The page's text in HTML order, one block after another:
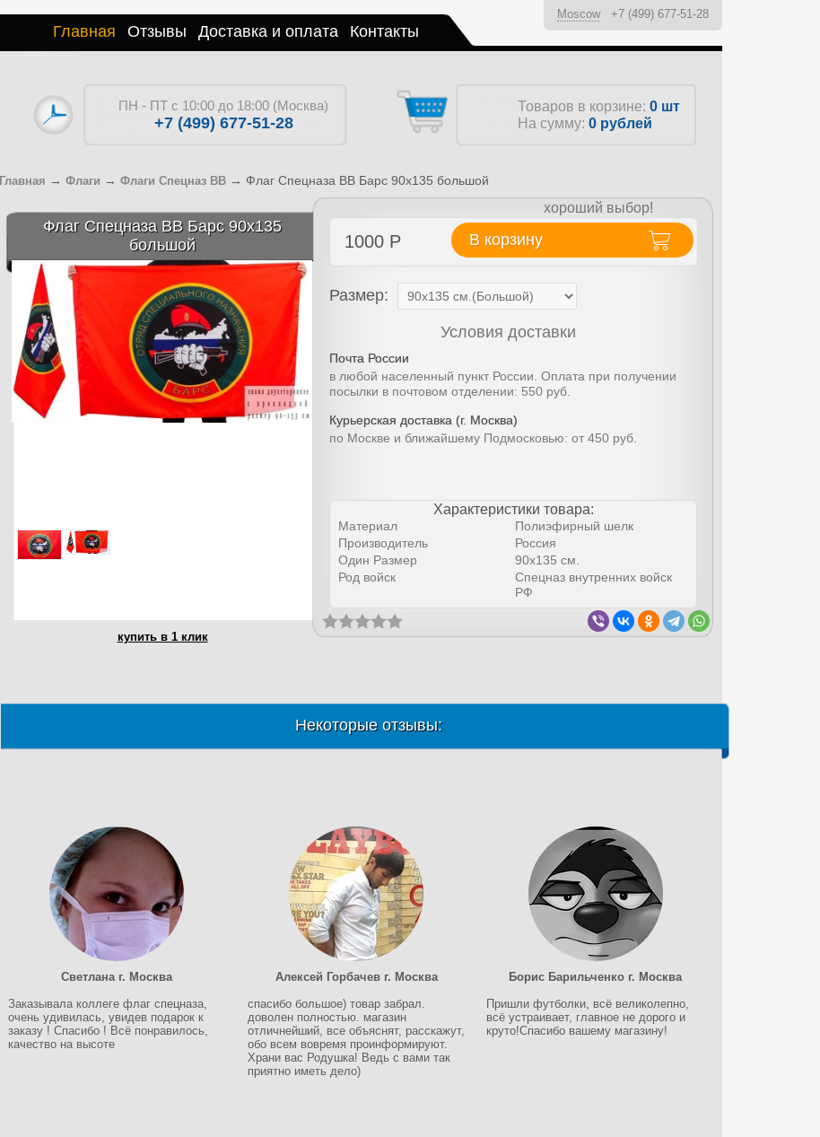
Главная Отзывы Доставка и оплата Контакты
Moscow +7 (499) 677-51-28
ПН - ПТ с 10:00 до 18:00 (Москва)
+7 (499) 677-51-28
Товаров в корзине: 0 шт
На сумму: 0 рублей
Главная → Флаги → Флаги Спецназ ВВ → Флаг Спецназа ВВ Барс 90х135 большой
Флаг Спецназа ВВ Барс 90х135
большой
хороший выбор!
1000 Р В корзину
купить в 1 клик
Размер:
Условия доставки
Почта России
в любой населенный пункт России. Оплата при получении
посылки в почтовом отделении: 550 руб.
Курьерская доставка (г. Москва)
по Москве и ближайшему Подмосковью: от 450 руб.
Характеристики товара:
Материал
Полиэфирный шелк
Производитель
Россия
Один Размер
90х135 см.
Род войск
Спецназ внутренних войск
РФ
Некоторые отзывы:
Светлана г. Москва
Заказывала коллеге флаг спецназа,
очень удивилась, увидев подарок к
заказу ! Спасибо ! Всё понравилось,
качество на высоте
Алексей Горбачев г. Москва
спасибо большое) товар забрал.
доволен полностью. магазин
отличнейший, все объяснят, расскажут,
обо всем вовремя проинформируют.
Храни вас Родушка! Ведь с вами так
приятно иметь дело)
Борис Барильченко г. Москва
Пришли футболки, всё великолепно,
всё устраивает, главное не дорого и
круто!Спасибо вашему магазину!